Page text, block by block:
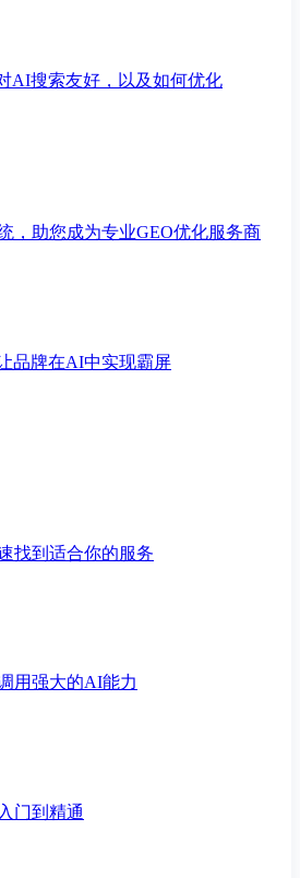
AI搜索友好，以及如何优化
，助您成为专业GEO优化服务商
品牌在AI中实现霸屏
找到适合你的服务
用强大的AI能力
门到精通